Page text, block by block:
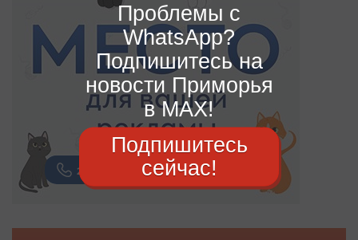
Проблемы с
WhatsApp?
Подпишитесь на
новости Приморья
в MAX!
Подпишитесь
сейчас!